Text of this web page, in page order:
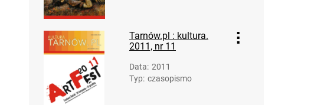
Tarnów.pl : kultura.
2011, nr 11
Data: 2011
Typ: czasopismo